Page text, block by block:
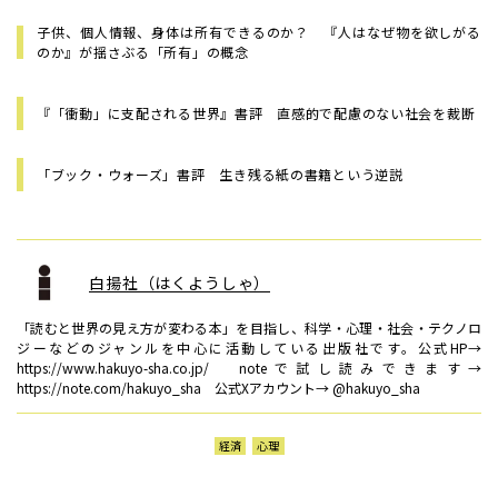
子供、個人情報、身体は所有できるのか？ 『人はなぜ物を欲しがる
のか』が揺さぶる「所有」の概念
『「衝動」に支配される世界』書評 直感的で配慮のない社会を裁断
「ブック・ウォーズ」書評 生き残る紙の書籍という逆説
白揚社（はくようしゃ）
「読むと世界の見え方が変わる本」を目指し、科学・心理・社会・テクノロ
ジーなどのジャンルを中心に活動している出版社です。公式HP→
https://www.hakuyo-sha.co.jp/ noteで試し読みできます→
https://note.com/hakuyo_sha 公式Xアカウント→ @hakuyo_sha
経済 心理